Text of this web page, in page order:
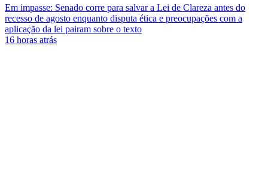
Em impasse: Senado corre para salvar a Lei de Clareza antes do
recesso de agosto enquanto disputa ética e preocupações com a
aplicação da lei pairam sobre o texto
16 horas atrás